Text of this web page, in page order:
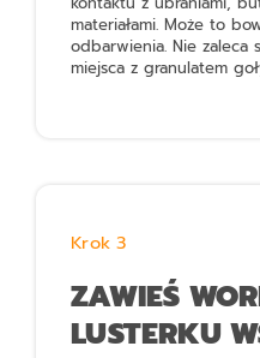
materiałami. Może to
odbarwienia. Nie zaleca
miejsca z granulatem
Krok 3
ZAWIEŚ
LUSTERKU